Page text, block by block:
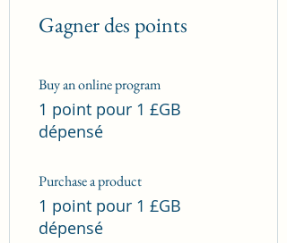
Gagner des points
Buy an online program
1 point pour 1 £GB
dépensé
Purchase a product
1 point pour 1 £GB
dépensé